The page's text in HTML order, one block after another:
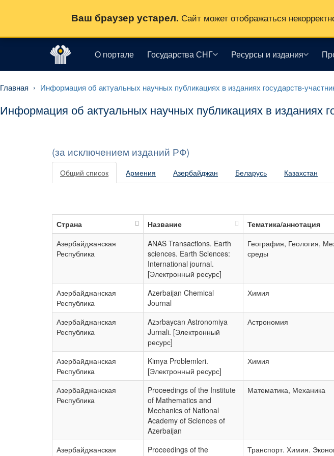
О портале Государства СНГ Ресурсы и издания
Главная › Информация об актуальных научных публикациях в изданиях государств-
Информация об актуальных научных публикациях в изданиях
(за исключением изданий РФ)
Общий список Армения Азербайджан Беларусь Казахстан
Страна Название Тематика/аннотация
Страна
Название Тематика/аннотация
Азербайджанская
Республика
ANAS Transactions. Earth
sciences. Earth Sciences:
International journal.
[Электронный ресурс]
География, Геология,
среды
Азербайджанская
Республика
Azerbaijan Chemical
Journal
Химия
Азербайджанская
Республика
Azэrbaycan Astronomiya
Jurnali. [Электронный
ресурс]
Астрономия
Азербайджанская
Республика
Kimya Problemlеri.
[Электронный ресурс]
Химия
Азербайджанская
Республика
Proceedings of the Institute
of Mathematics and
Mechanics of National
Academy of Sciences of
Azerbaijan
Математика, Механика
Азербайджанская
Proceedings of the
Транспорт. Химия.
Ваш браузер устарел. Сайт может отображаться